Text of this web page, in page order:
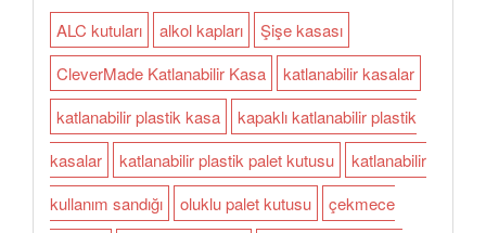
ALC kutuları alkol kapları
Şişe kasası
CleverMade Katlanabilir Kasa
katlanabilir kasalar
katlanabilir plastik kasa
kapaklı katlanabilir plastik
kasalar
katlanabilir plastik palet kutusu
katlanabilir
kullanım sandığı
oluklu palet kutusu
çekmece